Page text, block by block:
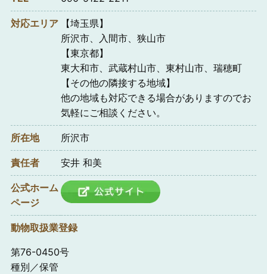
対応エリア
【埼玉県】
所沢市、入間市、狭山市
【東京都】
東大和市、武蔵村山市、東村山市、瑞穂町
【その他の隣接する地域】
他の地域も対応できる場合がありますのでお
気軽にご相談ください。
所在地 所沢市
責任者 安井 和美
公式ホーム
ページ
動物取扱業登録
第76-0450号
種別／保管